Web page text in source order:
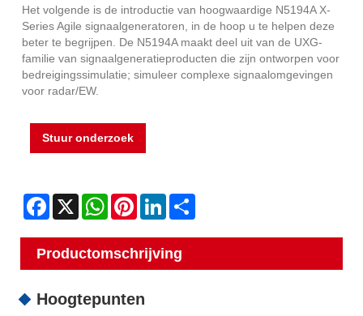
Het volgende is de introductie van hoogwaardige N5194A X-
Series Agile signaalgeneratoren, in de hoop u te helpen deze
beter te begrijpen. De N5194A maakt deel uit van de UXG-
familie van signaalgeneratieproducten die zijn ontworpen voor
bedreigingssimulatie; simuleer complexe signaalomgevingen
voor radar/EW.
Stuur onderzoek
Facebook
X WhatsAppPinterestLinkedIn
Productomschrijving
Hoogtepunten